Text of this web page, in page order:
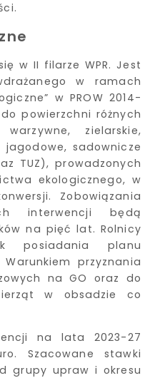
w II filarze WPR. Jest
w ramach
w PROW 2014-
powierzchni różnych
zielarskie,
sadownicze
TUZ), prowadzonych
ekologicznego, w
Zobowiązania
interwencji będą
na pięć lat. Rolnicy
posiadania planu
przyznania
na GO oraz do
w obsadzie co
na lata 2023-27
Szacowane stawki
grupy upraw i okresu